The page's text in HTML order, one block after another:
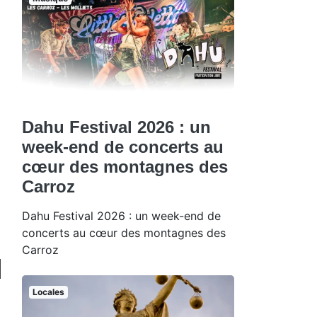
Dahu Festival 2026 : un
week-end de concerts au
cœur des montagnes des
Carroz
Dahu Festival 2026 : un week-end de
concerts au cœur des montagnes des
Carroz
Locales